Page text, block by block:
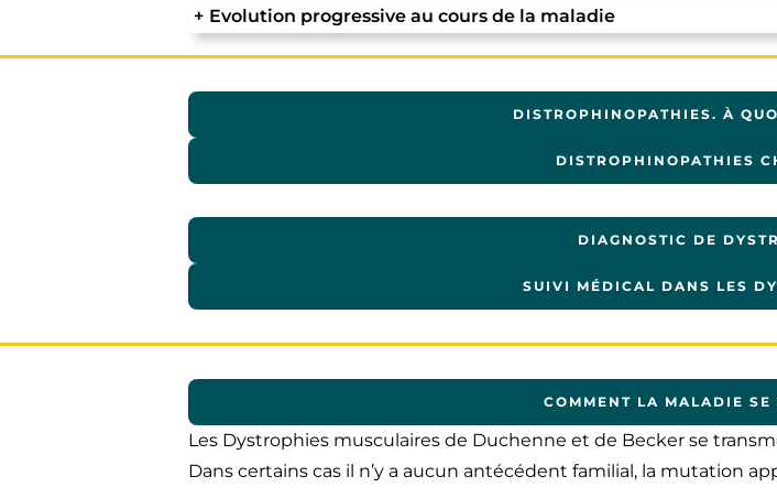
+ Evolution progressive au cours de la maladie
DISTROPHINOPATHIES. À
DISTROPHINOPATHIES
DIAGNOSTIC DE
SUIVI MÉDICAL DANS LES
COMMENT LA MALADIE SE
Les Dystrophies musculaires de Duchenne et de Becker se
Dans certains cas il n’y a aucun antécédent familial, la mutation